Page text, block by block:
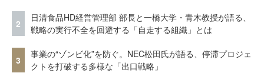
2
日清食品HD経営管理部 部長と一橋大学・青木教授が語る、
戦略の実行不全を回避する「自走する組織」とは
3
事業の“ゾンビ化”を防ぐ。NEC松田氏が語る、停滞プロジェ
クトを打破する多様な「出口戦略」